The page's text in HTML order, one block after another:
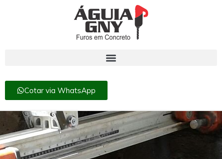
Cotar via WhatsApp